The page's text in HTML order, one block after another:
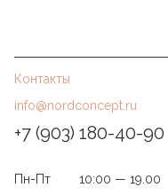
Контакты
info@nordconcept.ru
+7 (903) 180-40-90
Пн-Пт
10:00 — 19.00